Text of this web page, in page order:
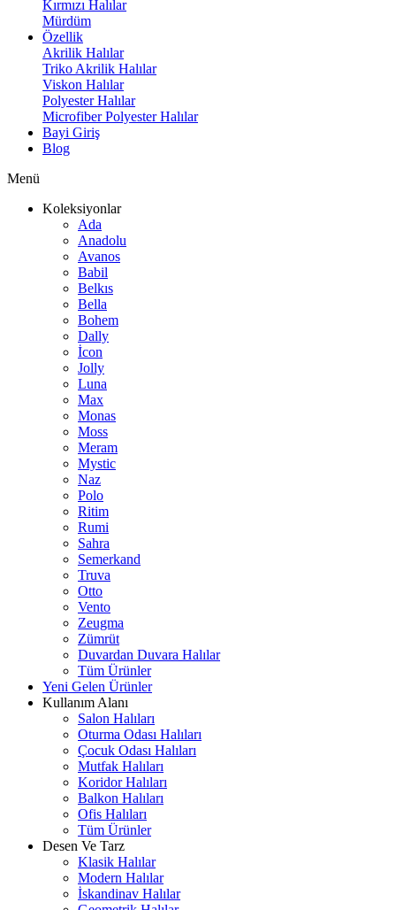
Kırmızı Halılar
Mürdüm
Özellik
Akrilik Halılar
Triko Akrilik Halılar
Viskon Halılar
Polyester Halılar
Microfiber Polyester Halılar
Bayi Giriş
Blog
Menü
Koleksiyonlar
Ada
Anadolu
Avanos
Babil
Belkıs
Bella
Bohem
Dally
İcon
Jolly
Luna
Max
Monas
Moss
Meram
Mystic
Naz
Polo
Ritim
Rumi
Sahra
Semerkand
Truva
Otto
Vento
Zeugma
Zümrüt
Duvardan Duvara Halılar
Tüm Ürünler
Yeni Gelen Ürünler
Kullanım Alanı
Salon Halıları
Oturma Odası Halıları
Çocuk Odası Halıları
Mutfak Halıları
Koridor Halıları
Balkon Halıları
Ofis Halıları
Tüm Ürünler
Desen Ve Tarz
Klasik Halılar
Modern Halılar
İskandinav Halılar